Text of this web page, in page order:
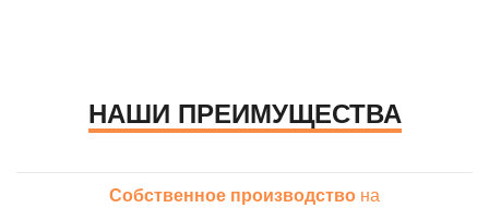
НАШИ ПРЕИМУЩЕСТВА
Собственное производство на